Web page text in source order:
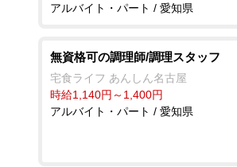
アルバイト・パート / 愛知県
無資格可の調理師/調理スタッフ
宅食ライフ あんしん名古屋
時給1,140円～1,400円
アルバイト・パート / 愛知県